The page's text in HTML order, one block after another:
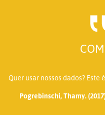
Quer usar nossos dados?
Pogrebinschi, Thamy.